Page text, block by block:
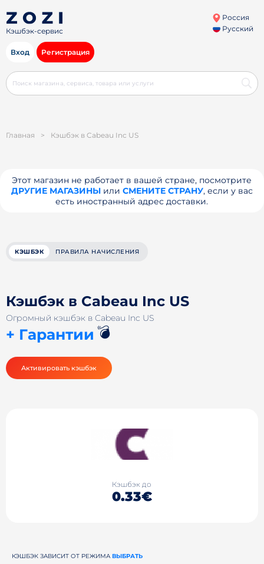
Кэшбэк-сервис
Россия
Русский
Вход Регистрация
Главная > Кэшбэк в Cabeau Inc US
Этот магазин не работает в вашей стране, посмотрите
ДРУГИЕ МАГАЗИНЫили СМЕНИТЕ СТРАНУ, если у вас
есть иностранный адрес доставки.
КЭШБЭК ПРАВИЛА НАЧИСЛЕНИЯ
Кэшбэк в Cabeau Inc US
Огромный кэшбэк в Cabeau Inc US
+ Гарантии 💣
Активировать кэшбэк
Кэшбэк до
0.33€
КЭШБЭК ЗАВИСИТ ОТ РЕЖИМА ВЫБРАТЬ